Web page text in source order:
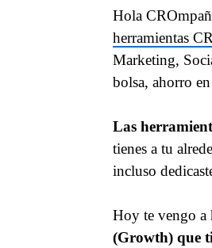
Hola
herramientas
Marketing,
bolsa, ahorro
Las
tienes a tu
incluso
Hoy te vengo a
(Growth) que